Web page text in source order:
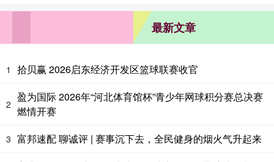
最新文章
1 拾贝赢 2026启东经济开发区篮球联赛收官
2
盈为国际 2026年“河北体育馆杯”青少年网球积分赛总决赛
燃情开赛
3 富邦速配 聊诚评 | 赛事沉下去，全民健身的烟火气升起来